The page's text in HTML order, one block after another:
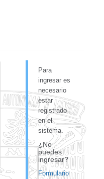
Para
ingresar es
necesario
estar
registrado
en el
sistema.
¿No
puedes
ingresar?
Formulario